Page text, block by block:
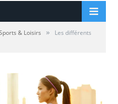
& Loisirs »
Les différents